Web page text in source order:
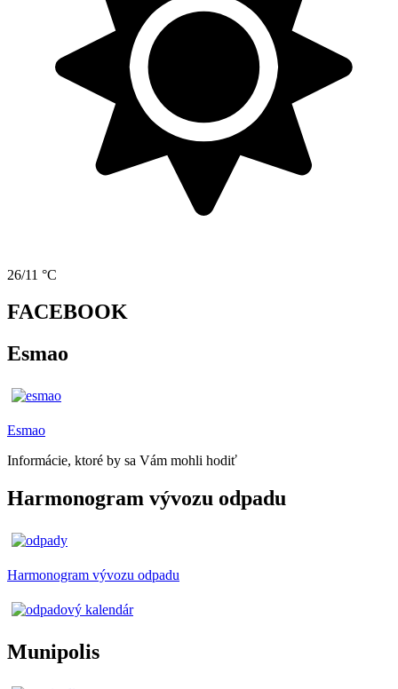
26/11 °C
FACEBOOK
Esmao
Esmao
Informácie, ktoré by sa Vám mohli hodiť
Harmonogram vývozu odpadu
Harmonogram vývozu odpadu
Munipolis